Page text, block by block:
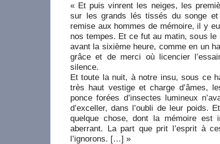
« Et puis vinrent les neiges, les
sur les grands lés tissés du songe
remise aux hommes de mémoire, il y
nos tempes. Et ce fut au matin, sous le
avant la sixième heure, comme en un
grâce et de merci où licencier
silence.
Et toute la nuit, à notre insu, sous ce
très haut vestige et charge d’âmes,
ponce forées d’insectes lumineux
d’exceller, dans l’oubli de leur poids.
quelque chose, dont la mémoire est
aberrant. La part que prit l’esprit à
l’ignorons. […] »